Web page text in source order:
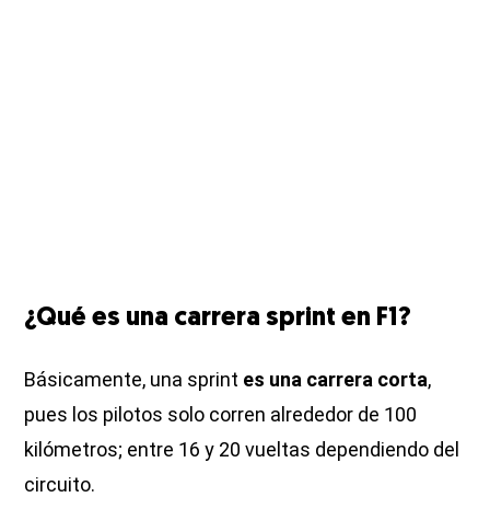
¿Qué es una carrera sprint en F1?
Básicamente, una sprint es una carrera corta,
pues los pilotos solo corren alrededor de 100
kilómetros; entre 16 y 20 vueltas dependiendo del
circuito.